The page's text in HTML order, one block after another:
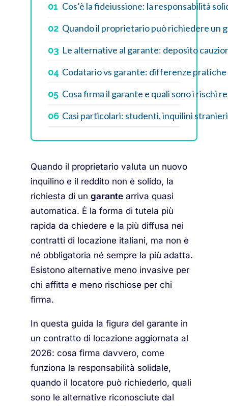
01 Cos’è la fideiussione: la responsabilità
02 Quando il proprietario può richiedere un
03 Le alternative al garante: deposito
04 Codatario vs garante: differenze pratiche
05 Cosa firma il garante e quali sono i rischi
06 Casi particolari: studenti, inquilini
Quando il proprietario valuta un nuovo
inquilino e il reddito non è solido, la
richiesta di un garante arriva quasi
automatica. È la forma di tutela più
rapida da chiedere e la più diffusa nei
contratti di locazione italiani, ma non è
né obbligatoria né sempre la più adatta.
Esistono alternative meno invasive per
chi affitta e meno rischiose per chi
firma.
In questa guida la figura del garante in
un contratto di locazione aggiornata al
2026: cosa firma davvero, come
funziona la responsabilità solidale,
quando il locatore può richiederlo, quali
sono le alternative riconosciute dal